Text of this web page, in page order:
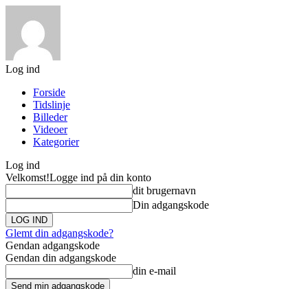
Log ind
Forside
Tidslinje
Billeder
Videoer
Kategorier
Log ind
Velkomst!Logge ind på din konto
dit brugernavn
Din adgangskode
Glemt din adgangskode?
Gendan adgangskode
Gendan din adgangskode
din e-mail